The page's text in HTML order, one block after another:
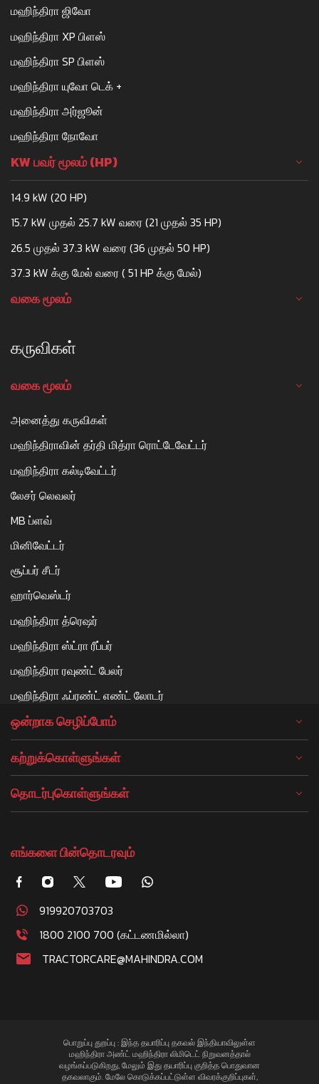
மஹிந்திரா ஜிவோ
மஹிந்திரா XP பிளஸ்
மஹிந்திரா SP பிளஸ்
மஹிந்திரா யுவோ டெக் +
மஹிந்திரா அர்ஜூன்
மஹிந்திரா நோவோ
KW பவர் மூலம் (HP)
14.9 kW (20 HP)
15.7 kW முதல் 25.7 kW வரை (21 முதல் 35 HP)
26.5 முதல் 37.3 kW வரை (36 முதல் 50 HP)
37.3 kW க்கு மேல் வரை ( 51 HP க்கு மேல்)
வகை மூலம்
கருவிகள்
வகை மூலம்
அனைத்து கருவிகள்
மஹிந்திராவின் தர்தி மித்ரா ரொட்டேவேட்டர்
மஹிந்திரா கல்டிவேட்டர்
லேசர் லெவலர்
MB ப்ளவ்
மினிவேட்டர்
சூப்பர் சீடர்
ஹார்வெஸ்டர்
மஹிந்திரா த்ரெஷர்
மஹிந்திரா ஸ்ட்ரா ரீப்பர்
மஹிந்திரா ரவுண்ட் பேலர்
மஹிந்திரா ஃப்ரண்ட் எண்ட் லோடர்
ஒன்றாக செழிப்போம்
கற்றுக்கொள்ளுங்கள்
தொடர்புகொள்ளுங்கள்
எங்களை பின்தொடரவும்
919920703703
1800 2100 700 (கட்டணமில்லா)
TRACTORCARE@MAHINDRA.COM
பொறுப்பு துறப்பு : இந்த தயாரிப்பு தகவல் இந்தியாவிலுள்ள
மஹிந்திரா அண்ட் மஹிந்திரா லிமிடெட் நிறுவனத்தால்
வழங்கப்படுகிறது, மேலும் இது தயாரிப்பு குறித்த பொதுவான
தகவலாகும். மேலே கொடுக்கப்பட்டுள்ள விவரக்குறிப்புகள்,